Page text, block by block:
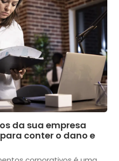
da sua empresa
conter o dano e